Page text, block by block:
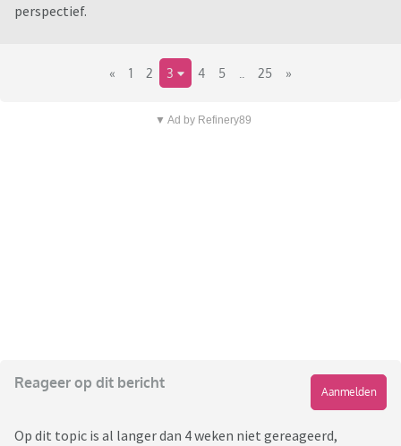
perspectief.
« 1 2 3 4 5 .. 25 »
▼ Ad by Refinery89
Reageer op dit bericht
Aanmelden
Op dit topic is al langer dan 4 weken niet gereageerd,